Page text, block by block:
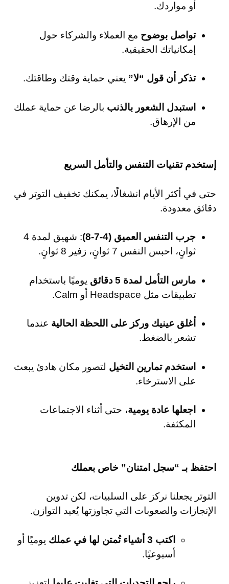
أو مواردك.
تواصل بوضوح مع العملاء والشركاء حول
إمكانياتك الحقيقية.
تذكر أن قول “لا” يعني حماية وقتك وطاقتك.
استبدل الشعور بالذنب بالرضا عن حماية عملك
من الإرهاق.
إستخدم تقنيات التنفس والتأمل السريع
حتى في أكثر الأيام انشغالًا، يمكنك تخفيف التوتر في
دقائق معدودة.
جرب التنفس العميق (4-7-8)
: شهيق لمدة 4
ثوانٍ، احبس النفس 7 ثوانٍ، زفير 8 ثوانٍ.
مارس التأمل لمدة 5 دقائق
يوميًا باستخدام
تطبيقات مثل Headspace أو Calm.
أغلق عينيك وركز على اللحظة الحالية عندما
تشعر بالضغط.
استخدم تمارين التخيل لتصور مكان هادئ يبعث
على الاسترخاء.
اجعلها عادة يومية، حتى أثناء الاجتماعات
المكثفة.
احتفظ بـ “سجل امتنان” خاص بعملك
التوتر يجعلنا نركز على السلبيات، لكن تدوين
الإنجازات والصعوبات التي تجاوزتها يُعيد التوازن.
اكتب 3 أشياء تُمتن لها في عملك
يوميًا أو
أسبوعيًا.